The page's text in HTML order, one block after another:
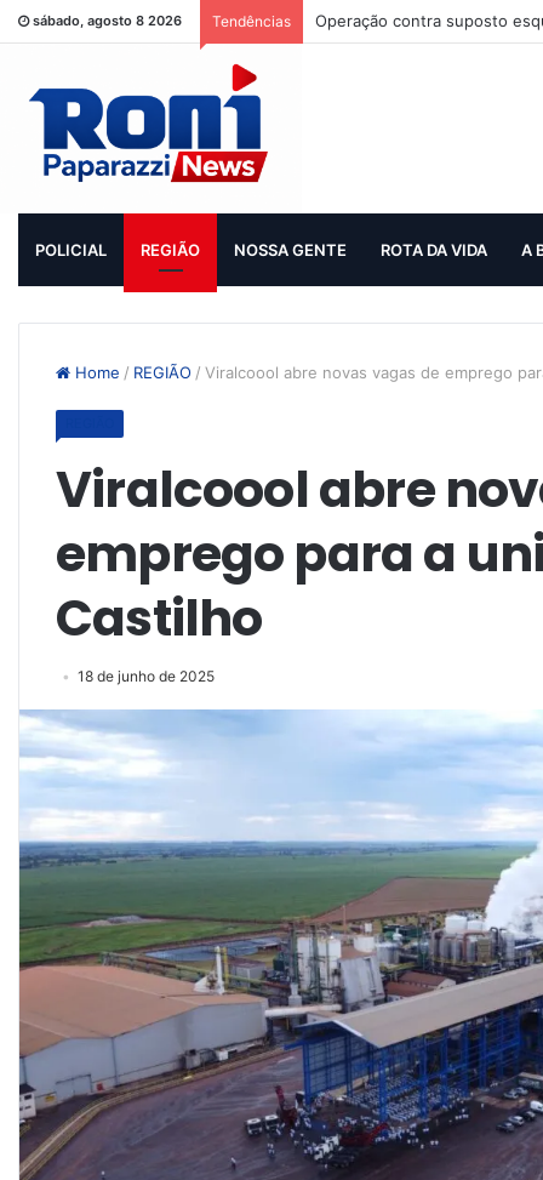
sábado, agosto 8 2026 Tendências Operação contra suposto
POLICIAL REGIÃO NOSSA GENTE ROTA DA VIDA A
Home / REGIÃO / Viralcoool abre novas vagas de emprego
Viralcoool abre
emprego para a
Castilho
18 de junho de 2025